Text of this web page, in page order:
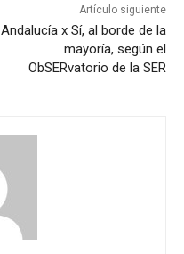
Artículo siguiente
Andalucía x Sí, al borde de la
mayoría, según el
ObSERvatorio de la SER